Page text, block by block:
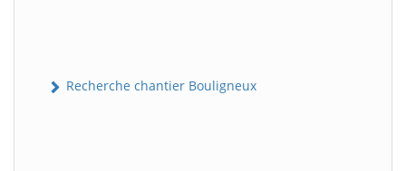
Recherche chantier Bouligneux